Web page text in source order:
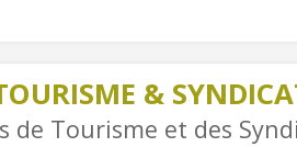
&
de Tourisme et des